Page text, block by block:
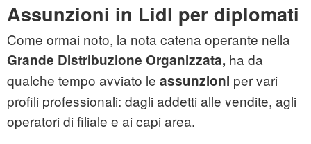
Assunzioni in Lidl per diplomati
Come ormai noto, la nota catena operante nella
Grande Distribuzione Organizzata, ha da
qualche tempo avviato le assunzioni per vari
profili professionali: dagli addetti alle vendite, agli
operatori di filiale e ai capi area.